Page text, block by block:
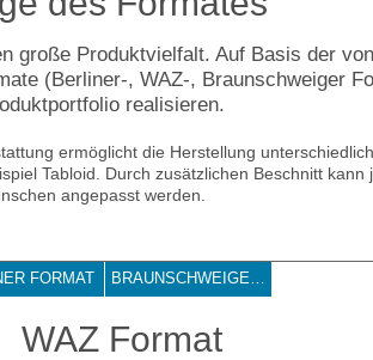
große Produktvielfalt. Auf Basis der
(Berliner-, WAZ-, Braunschweiger
realisieren.
ermöglicht die Herstellung
Tabloid. Durch zusätzlichen Beschnitt kann
angepasst werden.
FORMAT BRAUNSCHWEIGER FORMAT
WAZ Format